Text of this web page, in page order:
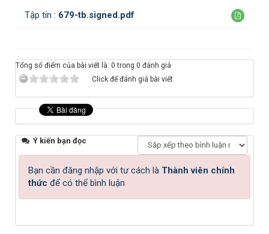
Tập tin : 679-tb.signed.pdf
Tổng số điểm của bài viết là: 0 trong 0 đánh giá
Click để đánh giá bài viết
Ý kiến bạn đọc
Bạn cần đăng nhập với tư cách là Thành viên chính
thức để có thể bình luận